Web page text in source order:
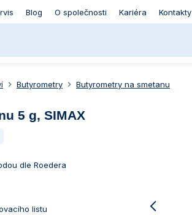
Blog O společnosti Kariéra Kontakty
Butyrometry
Butyrometry na smetanu
5 g, SIMAX
dle Roedera
listu